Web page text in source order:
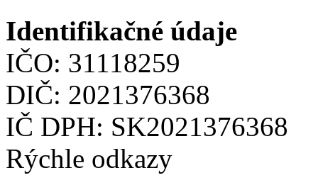
Identifikačné údaje
IČO: 31118259
DIČ: 2021376368
IČ DPH: SK2021376368
Rýchle odkazy